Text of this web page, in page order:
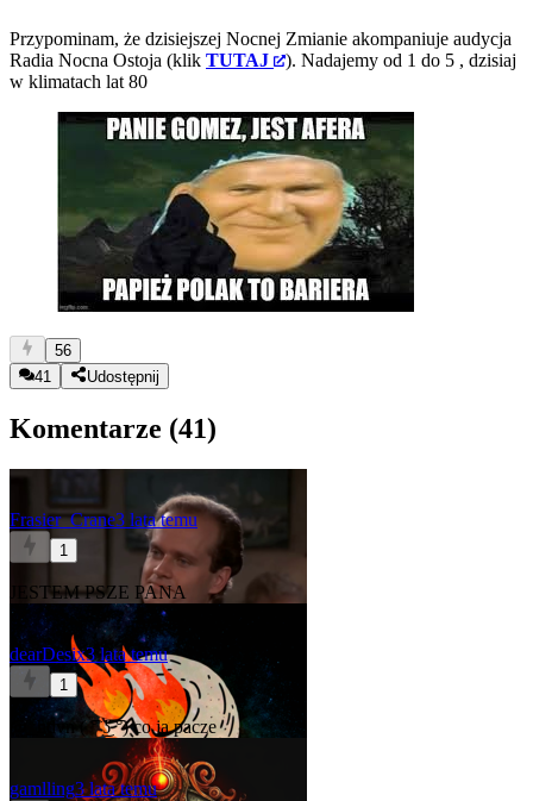
Przypominam, że dzisiejszej Nocnej Zmianie akompaniuje audycja
Radia Nocna Ostoja (klik TUTAJ ). Nadajemy od 1 do 5 , dzisiaj
w klimatach lat 80
56
41
Udostępnij
Komentarze (41)
Frasier_Crane3 lata temu
1
JESTEM PSZE PANA
dearDesix3 lata temu
1
@_hdvn ( ͡° ͜ʖ ͡°) co ja pacze
gamlling3 lata temu